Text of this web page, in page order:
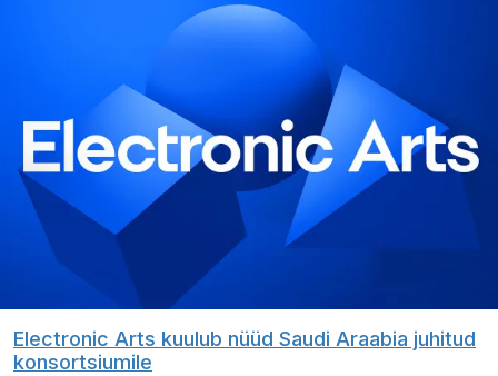
Electronic Arts kuulub nüüd Saudi Araabia juhitud
konsortsiumile